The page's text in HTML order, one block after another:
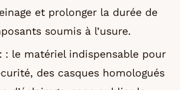
et prolonger la durée de
soumis à l’usure.
: le matériel indispensable pour
des casques homologués